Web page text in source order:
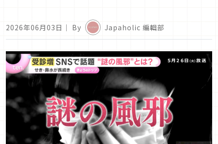
2026年06月03日 ｜ By Japaholic 編輯部